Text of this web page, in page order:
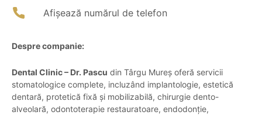
Afișează numărul de telefon
Despre companie:
Dental Clinic – Dr. Pascu din Târgu Mureș oferă servicii
stomatologice complete, incluzând implantologie, estetică
dentară, protetică fixă și mobilizabilă, chirurgie dento-
alveolară, odontoterapie restauratoare, endodonție,